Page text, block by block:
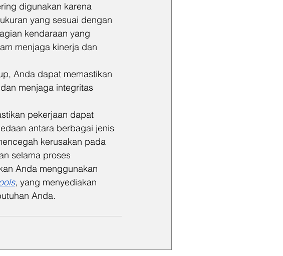
digunakan karena
yang sesuai dengan
kendaraan yang
menjaga kinerja dan
Anda dapat memastikan
menjaga integritas
pekerjaan dapat
antara berbagai jenis
kerusakan pada
selama proses
Anda menggunakan
, yang menyediakan
Anda.